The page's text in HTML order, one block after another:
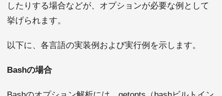
したりする場合などが、オプションが必要な例として
挙げられます。
以下に、各言語の実装例および実行例を示します。
Bashの場合